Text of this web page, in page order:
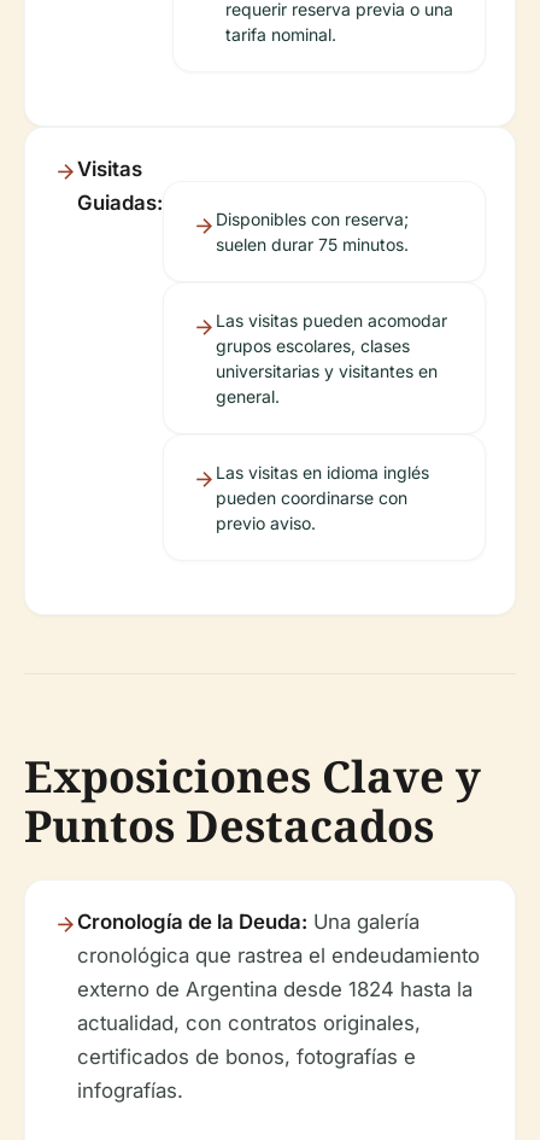
requerir reserva previa o una
tarifa nominal.
Visitas
Guiadas:
Disponibles con reserva;
suelen durar 75 minutos.
Las visitas pueden acomodar
grupos escolares, clases
universitarias y visitantes en
general.
Las visitas en idioma inglés
pueden coordinarse con
previo aviso.
Exposiciones Clave y
Puntos Destacados
Cronología de la Deuda: Una galería
cronológica que rastrea el endeudamiento
externo de Argentina desde 1824 hasta la
actualidad, con contratos originales,
certificados de bonos, fotografías e
infografías.